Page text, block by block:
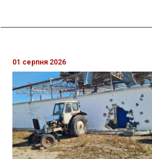
01 серпня 2026